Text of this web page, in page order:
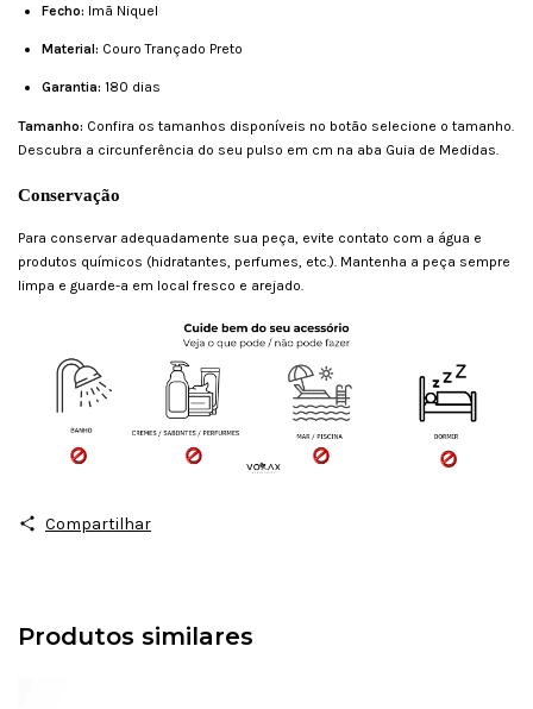
Fecho: Imã Niquel
Material: Couro Trançado Preto
Garantia: 180 dias
Tamanho: Confira os tamanhos disponíveis no botão selecione o tamanho.
Descubra a circunferência do seu pulso em cm na aba Guia de Medidas.
Conservação
Para conservar adequadamente sua peça, evite contato com a água e
produtos químicos (hidratantes, perfumes, etc.). Mantenha a peça sempre
limpa e guarde-a em local fresco e arejado.
Compartilhar
Produtos similares